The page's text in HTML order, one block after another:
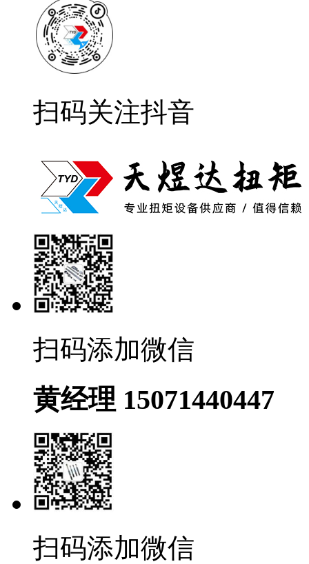
扫码关注抖音
扫码添加微信
黄经理 15071440447
扫码添加微信